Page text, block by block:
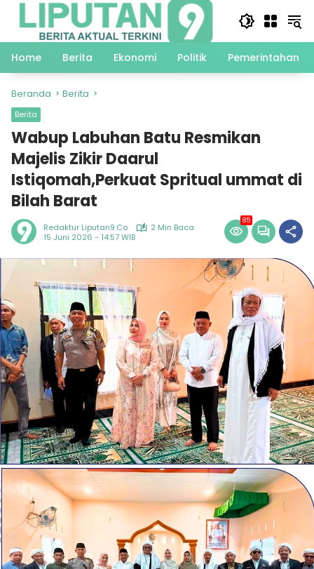
Langsung
Home
Berita Ekonomi Politik Pemerintahan
Beranda Berita
Berita
Wabup Labuhan Batu Resmikan
Majelis Zikir Daarul
Istiqomah,Perkuat Spritual ummat di
Bilah Barat
Redaktur Liputan9.co
2 Min Baca
15 Juni 2026 - 14:57 WIB
85